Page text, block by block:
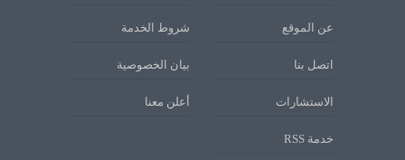
عن الموقع شروط الخدمة
اتصل بنا بيان الخصوصية
الاستشارات أعلن معنا
خدمة RSS